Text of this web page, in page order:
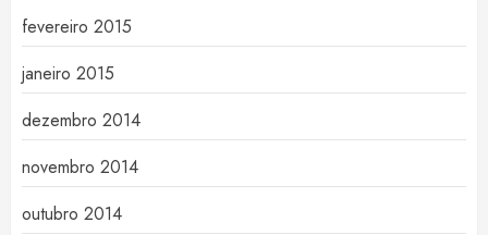
fevereiro 2015
janeiro 2015
dezembro 2014
novembro 2014
outubro 2014